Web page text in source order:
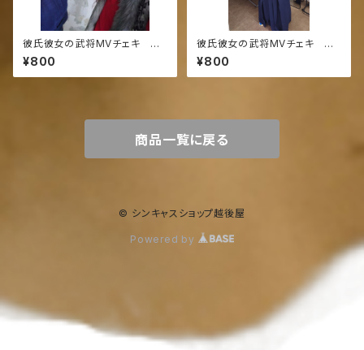
彼氏彼女の武将MVチェキ わ
んたろう/バサッシー 2ショット
¥800
彼氏彼女の武将MVチェキ バ
サッシー
¥800
商品一覧に戻る
© シンキャスショップ越後屋
Powered by